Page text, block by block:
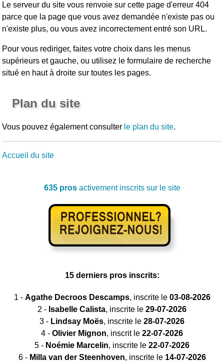
Le serveur du site vous renvoie sur cette page d'erreur 404
parce que la page que vous avez demandée n'existe pas ou
n'existe plus, ou vous avez incorrectement entré son URL.
Pour vous rediriger, faites votre choix dans les menus
supérieurs et gauche, ou utilisez le formulaire de recherche
situé en haut à droite sur toutes les pages.
Plan du site
Vous pouvez également consulter le plan du site.
Accueil du site
635 prosactivement inscrits sur le site
15 derniers pros inscrits:
1 - Agathe Decroos Descamps, inscrite le 03-08-2026
2 - Isabelle Calista, inscrite le 29-07-2026
3 - Lindsay Moës, inscrite le 28-07-2026
4 - Olivier Mignon, inscrit le 22-07-2026
5 - Noémie Marcelin, inscrite le 22-07-2026
6 - Milla van der Steenhoven, inscrite le 14-07-2026